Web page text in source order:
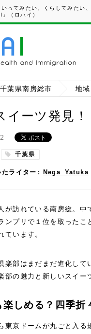
ってみたい、くらしてみたい
（ロハイ）
千葉県南房総市 地域
イーツ発見
千葉県
ライター Nega_Yatuka
が訪れている南房総。
ンプリで１位を取った
ています。
楽部はまだまだ進化し
の魅力と新しいスイー
楽しめる？四季折
東京ドームが丸ごと入